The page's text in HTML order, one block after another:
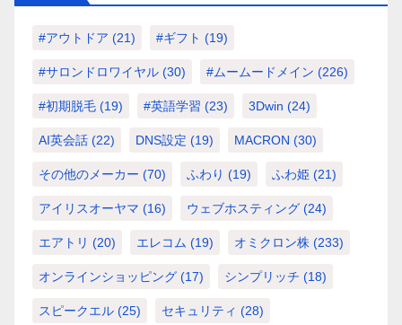
#アウトドア (21) #ギフト (19)
#サロンドロワイヤル (30) #ムームードメイン (226)
#初期脱毛 (19) #英語学習 (23) 3Dwin (24)
AI英会話 (22) DNS設定 (19) MACRON (30)
その他のメーカー (70) ふわり (19) ふわ姫 (21)
アイリスオーヤマ (16) ウェブホスティング (24)
エアトリ (20) エレコム (19) オミクロン株 (233)
オンラインショッピング (17) シンプリッチ (18)
スピークエル (25) セキュリティ (28)